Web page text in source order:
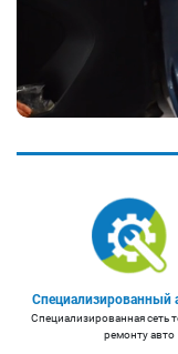
Специализированный
Специализированная сеть
ремонту авто